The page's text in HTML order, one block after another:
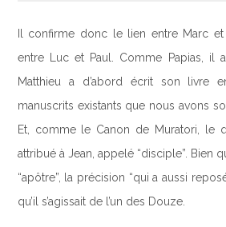
Il confirme donc le lien entre Marc
entre Luc et Paul. Comme Papias, il
Matthieu a d’abord écrit son livre
manuscrits existants que nous avons
Et, comme le Canon de Muratori, le
attribué à Jean, appelé “disciple”. Bien
“apôtre”, la précision “qui a aussi
qu’il s’agissait de l’un des Douze.